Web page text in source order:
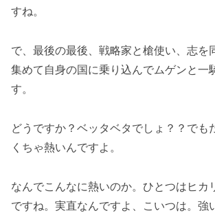
すね。
で、最後の最後、戦略家と槍使い、志を
集めて自身の国に乗り込んでムゲンと一
す。
どうですか？ベッタベタでしょ？？でも
くちゃ熱いんですよ。
なんでこんなに熱いのか。ひとつはヒカ
ですね。実直なんですよ、こいつは。強